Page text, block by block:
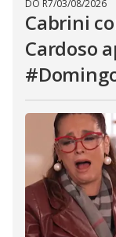
DO R7/03/08/2026
Cabrini
Cardoso